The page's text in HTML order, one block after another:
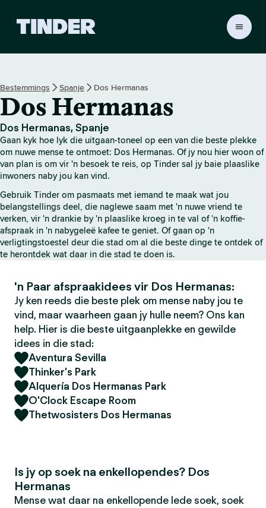
r
-
t
u
i
s
b
l
d
Bestemmings Spanje Dos Hermanas
Dos Hermanas
Dos Hermanas, Spanje
Gaan kyk hoe lyk die uitgaan-toneel op een van die beste plekke
om nuwe mense te ontmoet: Dos Hermanas. Of jy nou hier woon of
van plan is om vir 'n besoek te reis, op Tinder sal jy baie plaaslike
inwoners naby jou kan vind.
Gebruik Tinder om pasmaats met iemand te maak wat jou
belangstellings deel, die naglewe saam met 'n nuwe vriend te
verken, vir 'n drankie by 'n plaaslike kroeg in te val of 'n koffie-
afspraak in 'n nabygeleë kafee te geniet. Of gaan op 'n
verligtingstoestel deur die stad om al die beste dinge te ontdek of
te herontdek wat daar in die stad te doen is.
'n Paar afspraakidees vir Dos Hermanas:
Jy ken reeds die beste plek om mense naby jou te
vind, maar waarheen gaan jy hulle neem? Ons kan
help. Hier is die beste uitgaanplekke en gewilde
idees in die stad:
Aventura Sevilla
Thinker's Park
Alquería Dos Hermanas Park
O'Clock Escape Room
Thetwosisters Dos Hermanas
Is jy op soek na enkellopendes? Dos
Hermanas
Mense wat daar na enkellopende lede soek, soek